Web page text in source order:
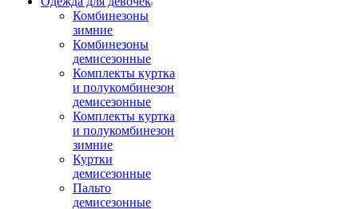
Комбинезоны
зимние
Комбинезоны
демисезонные
Комплекты куртка
и полукомбинезон
демисезонные
Комплекты куртка
и полукомбинезон
зимние
Куртки
демисезонные
Пальто
демисезонные